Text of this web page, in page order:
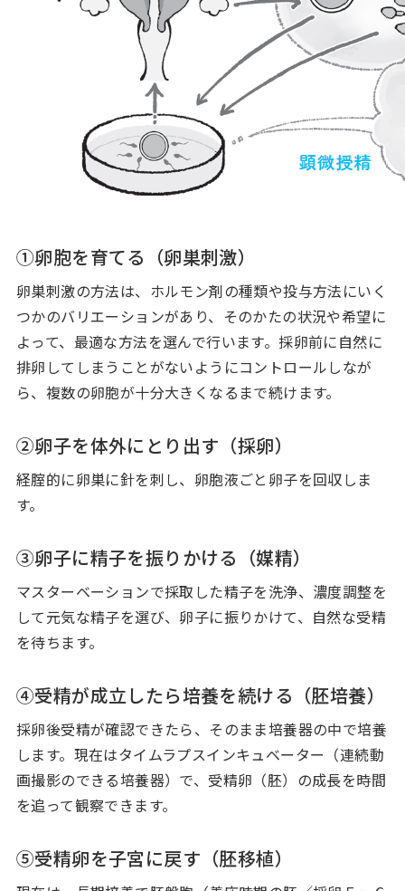
①卵胞を育てる（卵巣刺激）
卵巣刺激の方法は、ホルモン剤の種類や投与方法にいく
つかのバリエーションがあり、そのかたの状況や希望に
よって、最適な方法を選んで行います。採卵前に自然に
排卵してしまうことがないようにコントロールしなが
ら、複数の卵胞が十分大きくなるまで続けます。
②卵子を体外にとり出す（採卵）
経腟的に卵巣に針を刺し、卵胞液ごと卵子を回収しま
す。
③卵子に精子を振りかける（媒精）
マスターベーションで採取した精子を洗浄、濃度調整を
して元気な精子を選び、卵子に振りかけて、自然な受精
を待ちます。
④受精が成立したら培養を続ける（胚培養）
採卵後受精が確認できたら、そのまま培養器の中で培養
します。現在はタイムラプスインキュベーター（連続動
画撮影のできる培養器）で、受精卵（胚）の成長を時間
を追って観察できます。
⑤受精卵を子宮に戻す（胚移植）